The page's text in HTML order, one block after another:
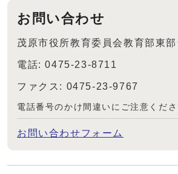
お問い合わせ
茂原市役所教育委員会教育部東
電話: 0475-23-8711
ファクス: 0475-23-9767
電話番号のかけ間違いにご注意くださ
お問い合わせフォーム